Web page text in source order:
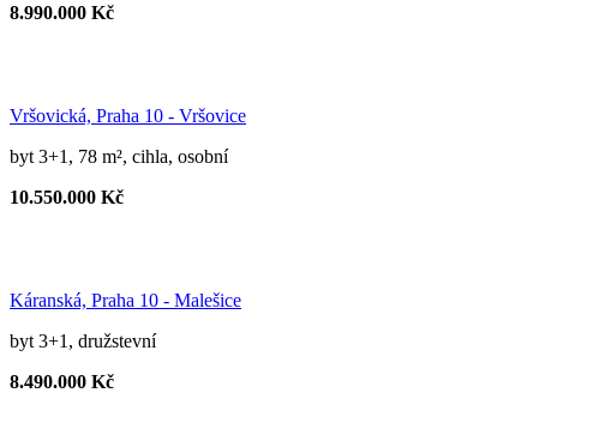
8.990.000 Kč
Vršovická, Praha 10 - Vršovice
byt 3+1, 78 m², cihla, osobní
10.550.000 Kč
Káranská, Praha 10 - Malešice
byt 3+1, družstevní
8.490.000 Kč